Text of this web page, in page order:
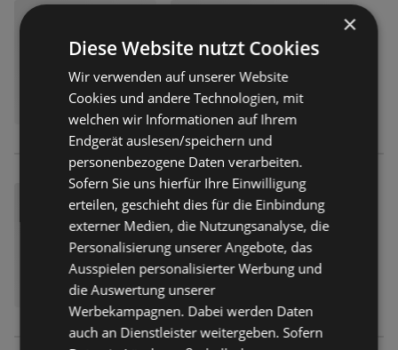
×
Diese Website nutzt Cookies
Wir verwenden auf unserer Website
Cookies und andere Technologien, mit
welchen wir Informationen auf Ihrem
Endgerät auslesen/speichern und
personenbezogene Daten verarbeiten.
Sofern Sie uns hierfür Ihre Einwilligung
erteilen, geschieht dies für die Einbindung
externer Medien, die Nutzungsanalyse, die
Personalisierung unserer Angebote, das
Ausspielen personalisierter Werbung und
die Auswertung unserer
Werbekampagnen. Dabei werden Daten
auch an Dienstleister weitergeben. Sofern